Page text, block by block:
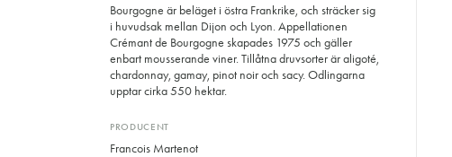
Bourgogne är beläget i östra Frankrike, och sträcker sig
i huvudsak mellan Dijon och Lyon. Appellationen
Crémant de Bourgogne skapades 1975 och gäller
enbart mousserande viner. Tillåtna druvsorter är aligoté,
chardonnay, gamay, pinot noir och sacy. Odlingarna
upptar cirka 550 hektar.
PRODUCENT
Francois Martenot